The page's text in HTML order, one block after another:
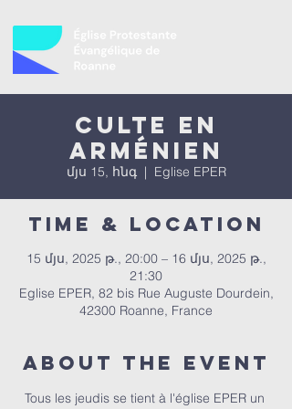
Culte en
Arménien
մյս 15, հնգ
  |
Eglise EPER
Time & Location
15 մյս, 2025 թ., 20:00 – 16 մյս, 2025 թ.,
21:30
Eglise EPER, 82 bis Rue Auguste Dourdein,
42300 Roanne, France
About the event
Tous les jeudis se tient à l'église EPER un